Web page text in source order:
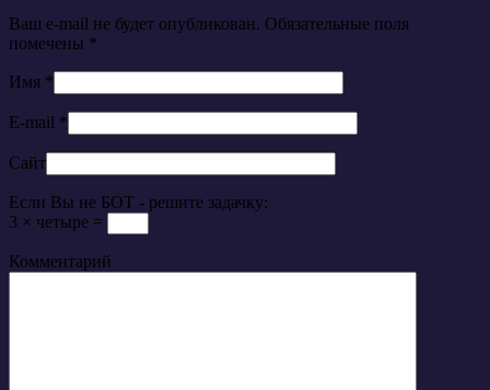
Ваш e-mail не будет опубликован. Обязательные поля
помечены *
Имя *
E-mail *
Сайт
Если Вы не БОТ - решите задачку:
3 × четыре =
Комментарий